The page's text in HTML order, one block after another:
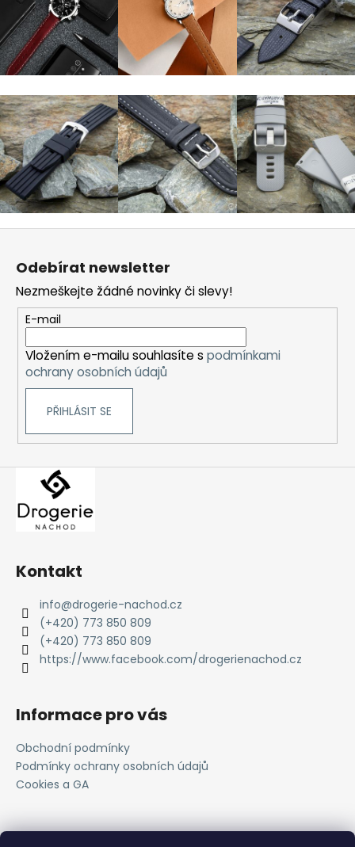
Odebírat newsletter
Nezmeškejte žádné novinky či slevy!
E-mail
Vložením e-mailu souhlasíte s podmínkami
ochrany osobních údajů
PŘIHLÁSIT SE
Kontakt
info@drogerie-nachod.cz
(+420) 773 850 809
(+420) 773 850 809
https://www.facebook.com/drogerienachod.cz
Informace pro vás
Obchodní podmínky
Podmínky ochrany osobních údajů
Cookies a GA